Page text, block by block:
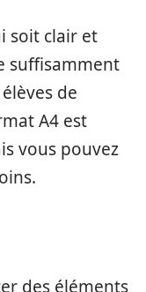
soit clair et
suffisamment
de
A4 est
vous pouvez
des éléments